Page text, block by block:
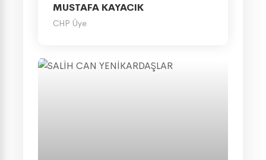
MUSTAFA KAYACIK
CHP Üye